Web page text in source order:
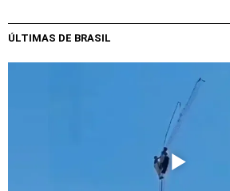
ÚLTIMAS DE BRASIL